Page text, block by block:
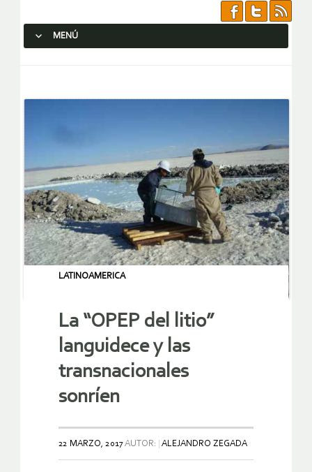
MENÚ
LATINOAMERICA
La “OPEP del litio”
languidece y las
transnacionales
sonríen
22 MARZO, 2017AUTOR: ALEJANDRO ZEGADA